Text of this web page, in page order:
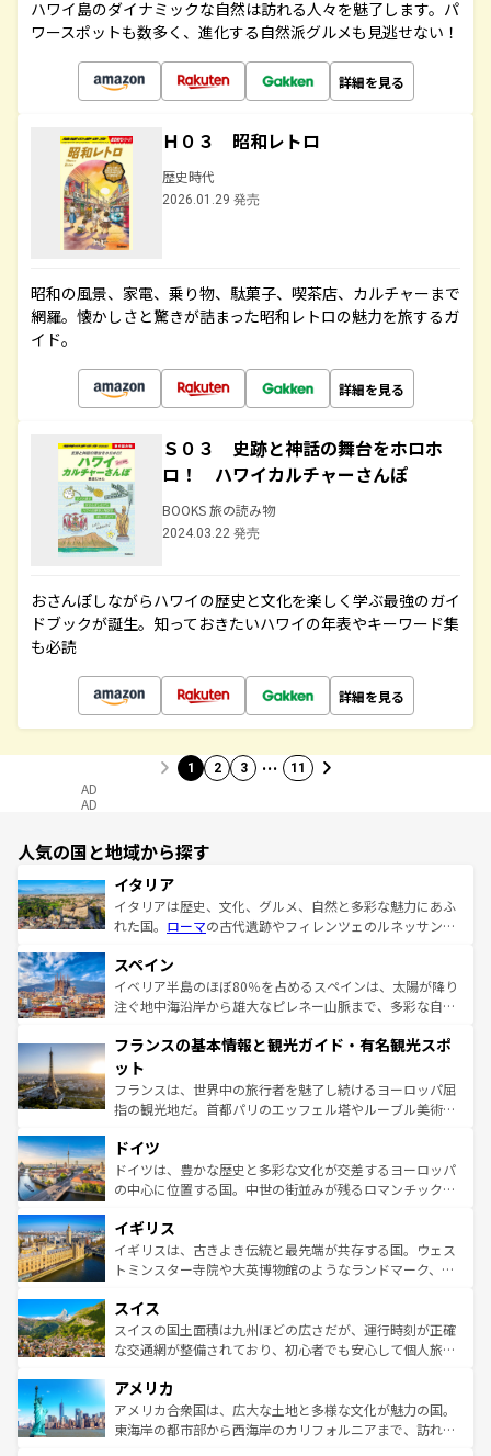
ハワイ島のダイナミックな自然は訪れる人々を魅了します。パ
ワースポットも数多く、進化する自然派グルメも見逃せない！
詳細を見る
Ｈ０３ 昭和レトロ
歴史時代
2026.01.29 発売
昭和の風景、家電、乗り物、駄菓子、喫茶店、カルチャーまで
網羅。懐かしさと驚きが詰まった昭和レトロの魅力を旅するガ
イド。
詳細を見る
Ｓ０３ 史跡と神話の舞台をホロホ
ロ！ ハワイカルチャーさんぽ
BOOKS 旅の読み物
2024.03.22 発売
おさんぽしながらハワイの歴史と文化を楽しく学ぶ最強のガイ
ドブックが誕生。知っておきたいハワイの年表やキーワード集
も必読
詳細を見る
1 2 3 … 11
AD
AD
人気の国と地域から探す
イタリア
イタリアは歴史、文化、グルメ、自然と多彩な魅力にあふ
れた国。 ローマの古代遺跡やフィレンツェのルネッサンス
ろん、トスカーナの美しい田園風景やアマルフィ海岸の絶
景など、自然景観も見逃せない。観光の合間には、本場の
ピザやパスタなど、絶品のイタリア料理を堪能することも
ませてくれるイタリアで、忘れられない旅をしてみよう！
なお、新着のイタリア情報は
しい。
スペイン
イベリア半島のほぼ80％を占めるスペインは、太陽が降り
注ぐ地中海沿岸から雄大なピレネー山脈まで、多彩な自然
文化が根付くこの国では、情熱的なフラメンコ、熱気あふ
れる闘牛、そして美味しいタパスが生活の一部となってい
る。首都マドリードの洗練された雰囲気や、バルセロナの
アートに溢れた街角から、地方では古代ローマ遺跡や中世
せる。地方によって風土や気候が異なるスペインはその個
性で訪れる人を魅了する。 なお、新着のスペイン情報は コ
ンテンツ一覧を参照してほしい。
フランスの基本情報と観光ガイド・有名観光スポ
ット
フランスは、世界中の旅行者を魅了し続けるヨーロッパ屈
指の観光地だ。首都パリのエッフェル塔やルーブル美術館
で、幅広い魅力が詰まっている。華麗な宮殿、歴史的な大
聖堂、美しいビーチ、そして豊かな自然が、訪れる者を心
から魅了する。また、フランスは美食の国としても知ら
いる。シャンパンの発祥地であるランス、プロヴァンスの
香り高いラベンダー畑など、多彩な楽しみ方が可能だ。さ
らに、パリ以外の地域にも魅力が溢れており、どの街角に
れる地方に足を運ぶとそれぞれで全く異なる文化を体験で
きるだろう。 なお、新着のフランス情報はコンテンツ一覧
を参照してほしい。
ドイツ
ドイツは、豊かな歴史と多彩な文化が交差するヨーロッパ
の中心に位置する国。中世の街並みが残るロマンチック街
顔を持つこの国は、どこを歩いても飽きることがない。ベ
ルリンの文化的活気、バイエルン州のアルプスの絶景、そ
してライン川沿いのワイン畑といった風景は必見。ビール
は、お酒好きな人にはぜひ体験してほしい。 なお、新着の
ドイツ情報はコンテンツ一覧を参照してほしい。
イギリス
イギリスは、古きよき伝統と最先端が共存する国。ウェス
トミンスター寺院や大英博物館のようなランドマーク、歴
リアごとに異なる魅力がある。また、優雅なアフタヌーン
ティー、ビール好きにはたまらない英国パブ、サッカー観
戦など、本場だからこそできる体験も豊富。イギリスを旅
ンツ一覧を参照してほしい。
スイス
スイスの国土面積は九州ほどの広さだが、運行時刻が正確
な交通網が整備されており、初心者でも安心して個人旅行
の建物がそのまま残る町や、スイスならではのユニークな
博物館もあり、アルプス観光だけでなく町歩きも満喫する
ことができる。国民の所得が高いため物価も高いが、旅行
アメリカ
アメリカ合衆国は、広大な土地と多様な文化が魅力の国。
東海岸の都市部から西海岸のカリフォルニアまで、訪れる